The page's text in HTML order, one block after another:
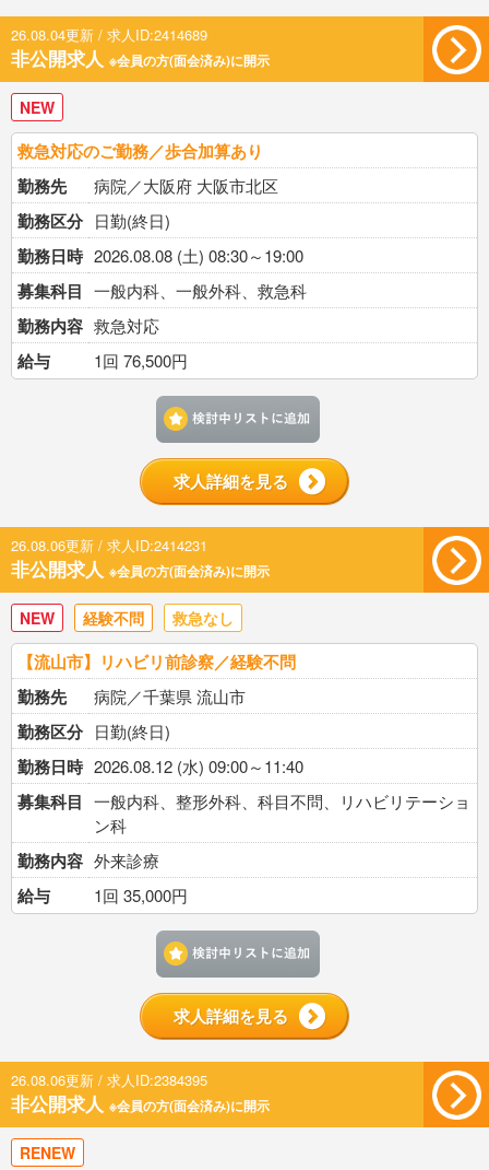
26.08.04更新 / 求人ID:2414689
非公開求人 ※会員の方(面会済み)に開示
NEW
救急対応のご勤務／歩合加算あり
勤務先
病院／大阪府 大阪市北区
勤務区分 日勤(終日)
勤務日時 2026.08.08 (土) 08:30～19:00
募集科目 一般内科、一般外科、救急科
勤務内容 救急対応
給与 1回 76,500円
求人詳細を見る
26.08.06更新 / 求人ID:2414231
非公開求人 ※会員の方(面会済み)に開示
NEW 経験不問 救急なし
【流山市】リハビリ前診察／経験不問
勤務先
病院／千葉県 流山市
勤務区分 日勤(終日)
勤務日時 2026.08.12 (水) 09:00～11:40
募集科目 一般内科、整形外科、科目不問、リハビリテーショ
ン科
勤務内容 外来診療
給与 1回 35,000円
求人詳細を見る
26.08.06更新 / 求人ID:2384395
非公開求人 ※会員の方(面会済み)に開示
RENEW